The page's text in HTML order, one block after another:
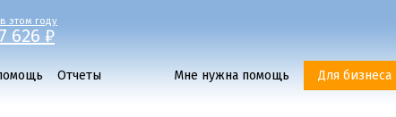
этом году
626 ₽
Отчеты Мне нужна помощь Для бизнеса